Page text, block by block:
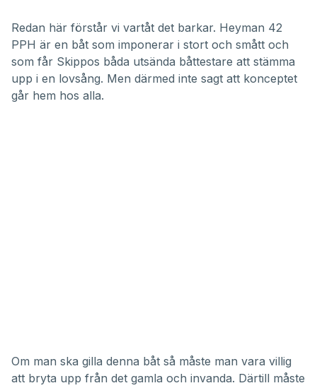
Redan här förstår vi vartåt det barkar. Heyman 42
PPH är en båt som imponerar i stort och smått och
som får Skippos båda utsända båttestare att stämma
upp i en lovsång. Men därmed inte sagt att konceptet
går hem hos alla.
Om man ska gilla denna båt så måste man vara villig
att bryta upp från det gamla och invanda. Därtill måste